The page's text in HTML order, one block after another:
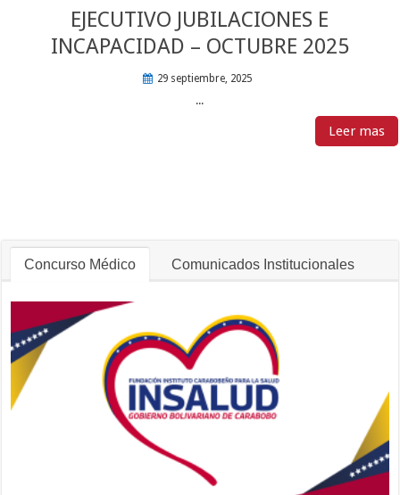
EJECUTIVO JUBILACIONES E
INCAPACIDAD – OCTUBRE 2025
29 septiembre, 2025
...
Leer mas
Concurso Médico Comunicados Institucionales